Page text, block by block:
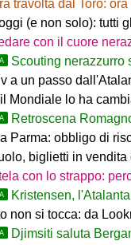
travolta dal Toro:
(e non solo): tutti
con il cuore nerazzurro: lo showroom
Scouting nerazzurro sempre
a un passo
Mondiale lo ha
Retroscena Romagnoli, la
Parma: obbligo di
biglietti in
con lo strappo: perché Diao è
Kristensen, l'Atalanta
si tocca: da Lookman
Djimsiti saluta Bergamo: il futuro è